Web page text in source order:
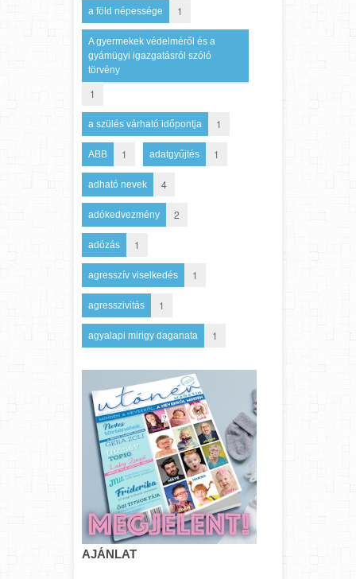
a föld népessége 1
A gyermekek védelméről és a
gyámügyi igazgatásról szóló
törvény
1
a szülés várható időpontja 1
ABB 1 adatgyűjtés 1
adható nevek 4
adókedvezmény 2
adózás 1
agresszív viselkedés 1
agresszivitás 1
agyalapi mirigy daganata 1
AJÁNLAT